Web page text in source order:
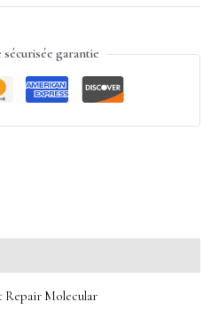
garantie
Repair Molecular